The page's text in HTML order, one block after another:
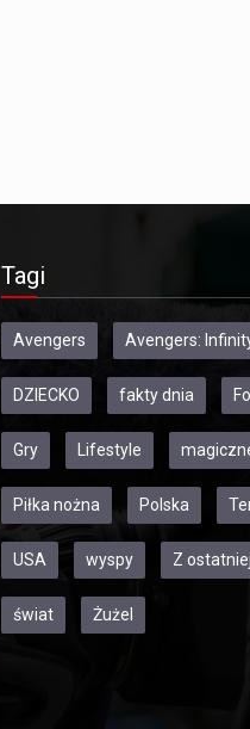
Tagi
Avengers Avengers:
DZIECKO fakty dnia
Gry Lifestyle
Piłka nożna Polska
USA wyspy Z
świat Żużel